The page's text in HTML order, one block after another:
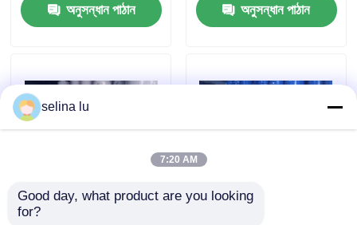
কারখানা ভ্রমণ
আমাদের সাথে যোগাযোগ
উদ্ধৃতির জন্য আবেদন
অনুসন্ধান পাঠান
অনুসন্ধান পাঠান
শ্রেণীবিভাগ সিটি পিটি ইনসুলেটর
selina lu
7:20 AM
Good day, what product are you looking
for?